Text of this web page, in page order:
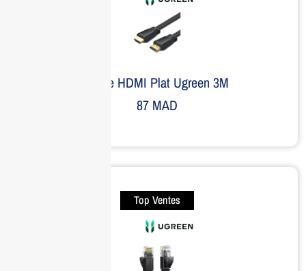
Câble HDMI Plat Ugreen 3M
87MAD
Top Ventes